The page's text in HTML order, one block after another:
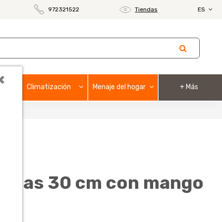
972321522 Tiendas ES
Climatización Menaje del hogar + Más
30 cm con mango